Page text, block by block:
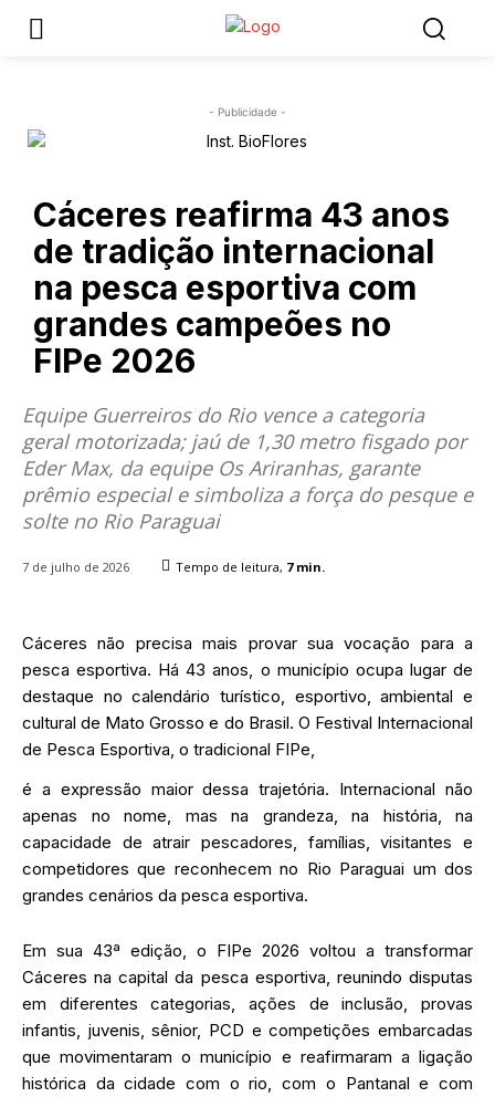
- Publicidade -
Cáceres reafirma 43 anos
de tradição internacional
na pesca esportiva com
grandes campeões no
FIPe 2026
Equipe Guerreiros do Rio vence a categoria
geral motorizada; jaú de 1,30 metro fisgado por
Eder Max, da equipe Os Ariranhas, garante
prêmio especial e simboliza a força do pesque e
solte no Rio Paraguai
7 de julho de 2026 Tempo de leitura, 7min.
Cáceres não precisa mais provar sua vocação para a
pesca esportiva. Há 43 anos, o município ocupa lugar de
destaque no calendário turístico, esportivo, ambiental e
cultural de Mato Grosso e do Brasil. O Festival Internacional
de Pesca Esportiva, o tradicional FIPe,
é a expressão maior dessa trajetória. Internacional não
apenas no nome, mas na grandeza, na história, na
capacidade de atrair pescadores, famílias, visitantes e
competidores que reconhecem no Rio Paraguai um dos
grandes cenários da pesca esportiva.
Em sua 43ª edição, o FIPe 2026 voltou a transformar
Cáceres na capital da pesca esportiva, reunindo disputas
em diferentes categorias, ações de inclusão, provas
infantis, juvenis, sênior, PCD e competições embarcadas
que movimentaram o município e reafirmaram a ligação
histórica da cidade com o rio, com o Pantanal e com